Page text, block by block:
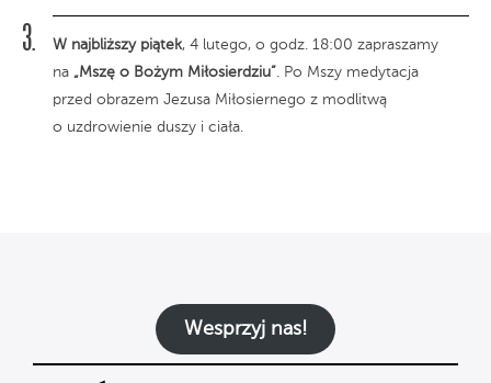
W najbliższy piątek, 4 lutego, o godz. 18:00 zapraszamy
na „Mszę o Bożym Miłosierdziu”. Po Mszy medytacja
przed obrazem Jezusa Miłosiernego z modlitwą
o uzdrowienie duszy i ciała.
Wesprzyj nas!